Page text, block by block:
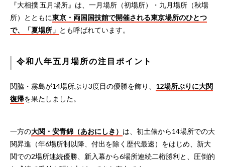
『大相撲 五月場所』は、一月場所（初場所）・九月場所（秋場
所）とともに東京・両国国技館で開催される東京場所のひとつ
で、「夏場所」 とも呼ばれています。
令和八年五月場所の注目ポイント
関脇・霧島が14場所ぶり3度目の優勝を飾り、 12場所ぶりに大関
復帰を果たしました。
一方の大関・安青錦（あおにしき） は、初土俵から14場所での大
関昇進（年6場所制以降、付出を除く歴代最速）をはじめ、新大
関での2場所連続優勝、新入幕から6場所連続二桁勝利と、圧倒的